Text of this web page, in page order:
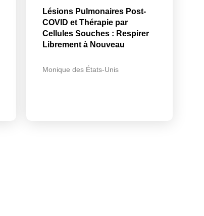
Lésions Pulmonaires Post-
COVID et Thérapie par
Cellules Souches : Respirer
Librement à Nouveau
Monique des États-Unis